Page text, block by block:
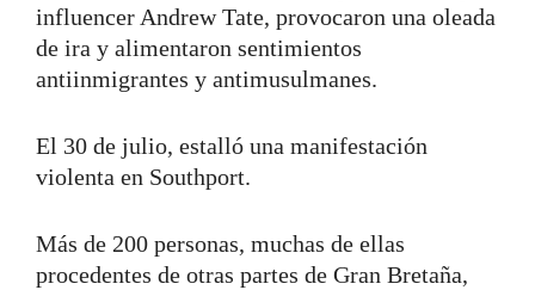
influencer Andrew Tate, provocaron una oleada
de ira y alimentaron sentimientos
antiinmigrantes y antimusulmanes.
El 30 de julio, estalló una manifestación
violenta en Southport.
Más de 200 personas, muchas de ellas
procedentes de otras partes de Gran Bretaña,